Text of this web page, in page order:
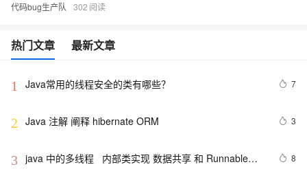
代码bug生产队 302
热门文章 最新文章
1 Java常用的线程安全的类有哪些？ 7
2 Java 注解 阐释 hibernate ORM 3
3 java 中的多线程   内部类实现 数据共享 和 Runnable实
8